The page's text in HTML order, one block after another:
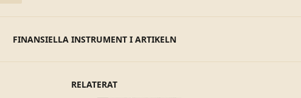
FINANSIELLA INSTRUMENT I ARTIKELN
RELATERAT